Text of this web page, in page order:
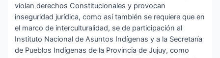
violan derechos Constitucionales y provocan
inseguridad jurídica, como así también se requiere que en
el marco de interculturalidad, se de participación al
Instituto Nacional de Asuntos Indígenas y a la Secretaría
de Pueblos Indígenas de la Provincia de Jujuy, como